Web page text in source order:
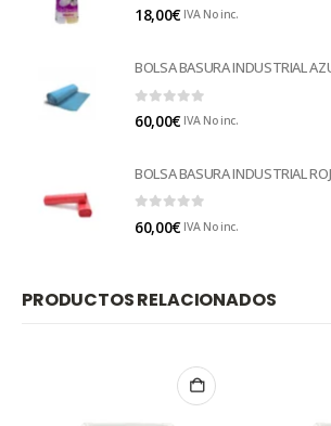
0 out of 5
18,00€ IVA No inc.
BOLSA BASURA INDUSTRIAL
0 out of 5
60,00€ IVA No inc.
BOLSA BASURA INDUSTRIAL
60,00€ IVA No inc.
PRODUCTOS RELACIONADOS